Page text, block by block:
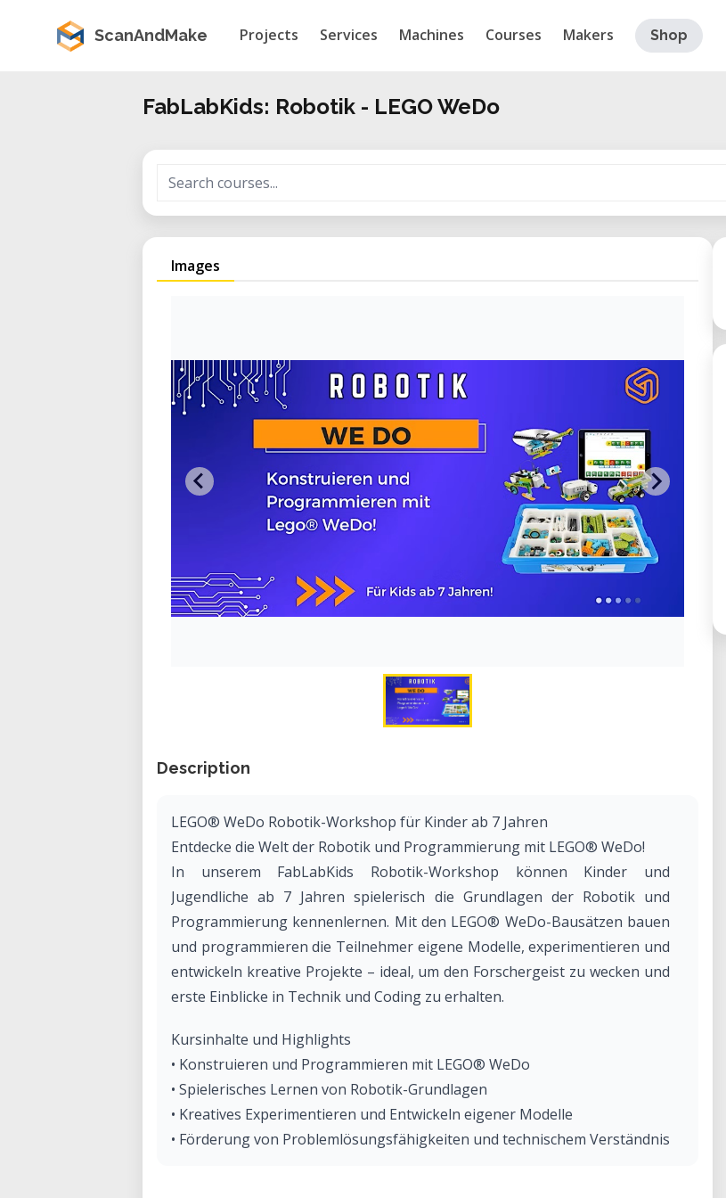
ScanAndMake Projects Services Machines Courses Makers Shop
FabLabKids: Robotik - LEGO WeDo
Images
Description
LEGO® WeDo Robotik-Workshop für Kinder ab 7 Jahren
Entdecke die Welt der Robotik und Programmierung mit LEGO® WeDo!
In unserem FabLabKids Robotik-Workshop können Kinder und
Jugendliche ab 7 Jahren spielerisch die Grundlagen der Robotik und
Programmierung kennenlernen. Mit den LEGO® WeDo-Bausätzen bauen
und programmieren die Teilnehmer eigene Modelle, experimentieren und
entwickeln kreative Projekte – ideal, um den Forschergeist zu wecken und
erste Einblicke in Technik und Coding zu erhalten.
Kursinhalte und Highlights
• Konstruieren und Programmieren mit LEGO® WeDo
• Spielerisches Lernen von Robotik-Grundlagen
• Kreatives Experimentieren und Entwickeln eigener Modelle
• Förderung von Problemlösungsfähigkeiten und technischem Verständnis